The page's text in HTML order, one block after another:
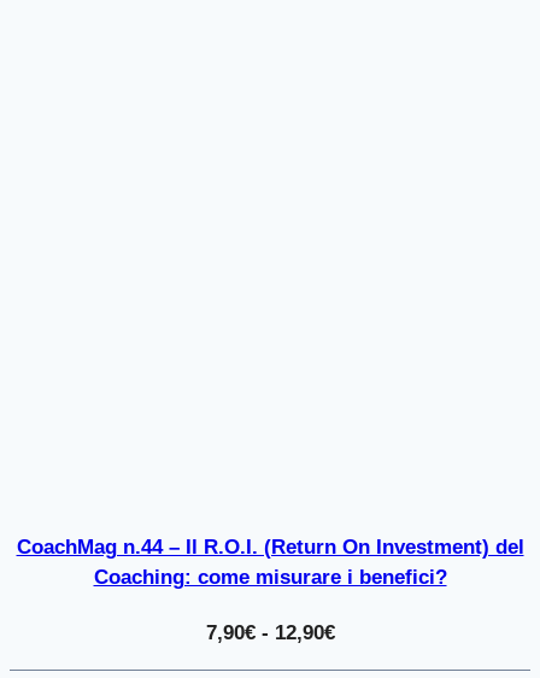
CoachMag n.44 – Il R.O.I. (Return On Investment) del
Coaching: come misurare i benefici?
7,90€ - 12,90€Fascia
di